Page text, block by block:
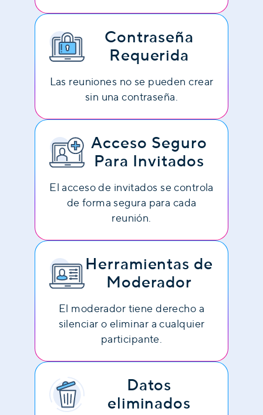
Contraseña
Requerida
Las reuniones no se pueden crear
sin una contraseña.
Acceso Seguro
Para Invitados
El acceso de invitados se controla
de forma segura para cada
reunión.
Herramientas de
Moderador
El moderador tiene derecho a
silenciar o eliminar a cualquier
participante.
Datos
eliminados